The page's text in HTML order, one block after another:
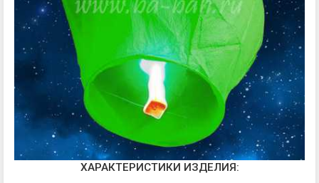
ХАРАКТЕРИСТИКИ ИЗДЕЛИЯ: